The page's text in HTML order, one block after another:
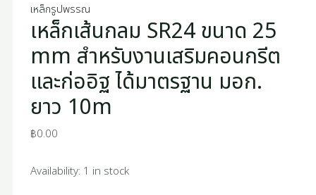
เหล็กรูปพรรณ
เหล็กเส้นกลม SR24 ขนาด 25
mm สำหรับงานเสริมคอนกรีต
และก่ออิฐ ได้มาตรฐาน มอก.
ยาว 10m
฿0.00
Availability: 1 in stock
มาตรฐาน
มอก.
10m
quantity